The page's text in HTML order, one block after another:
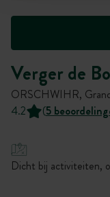
Verger de
ORSCHWIHR,
4.2
(5
Dicht bij activiteiten,